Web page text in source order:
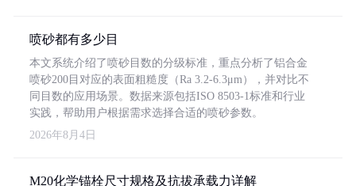
喷砂都有多少目
本文系统介绍了喷砂目数的分级标准，重点分析了铝合金
喷砂200目对应的表面粗糙度（Ra 3.2-6.3μm），并对比不
同目数的应用场景。数据来源包括ISO 8503-1标准和行业
实践，帮助用户根据需求选择合适的喷砂参数。
2026年8月4日
M20化学锚栓尺寸规格及抗拔承载力详解